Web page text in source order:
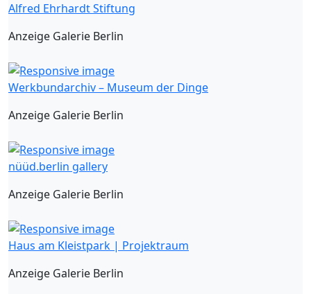
Alfred Ehrhardt Stiftung
Anzeige Galerie Berlin
Werkbundarchiv – Museum der Dinge
Anzeige Galerie Berlin
nüüd.berlin gallery
Anzeige Galerie Berlin
Haus am Kleistpark | Projektraum
Anzeige Galerie Berlin